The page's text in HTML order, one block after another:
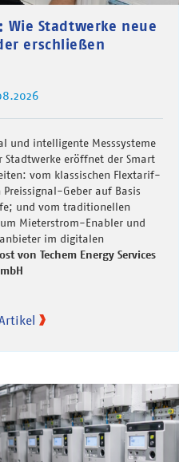
Wie Stadtwerke neue
erschließen
und intelligente Messsysteme
Stadtwerke eröffnet der Smart
vom klassischen Flextarif-
Geber auf Basis
und vom traditionellen
Mieterstrom-Enabler und
im digitalen
von Techem Energy Services